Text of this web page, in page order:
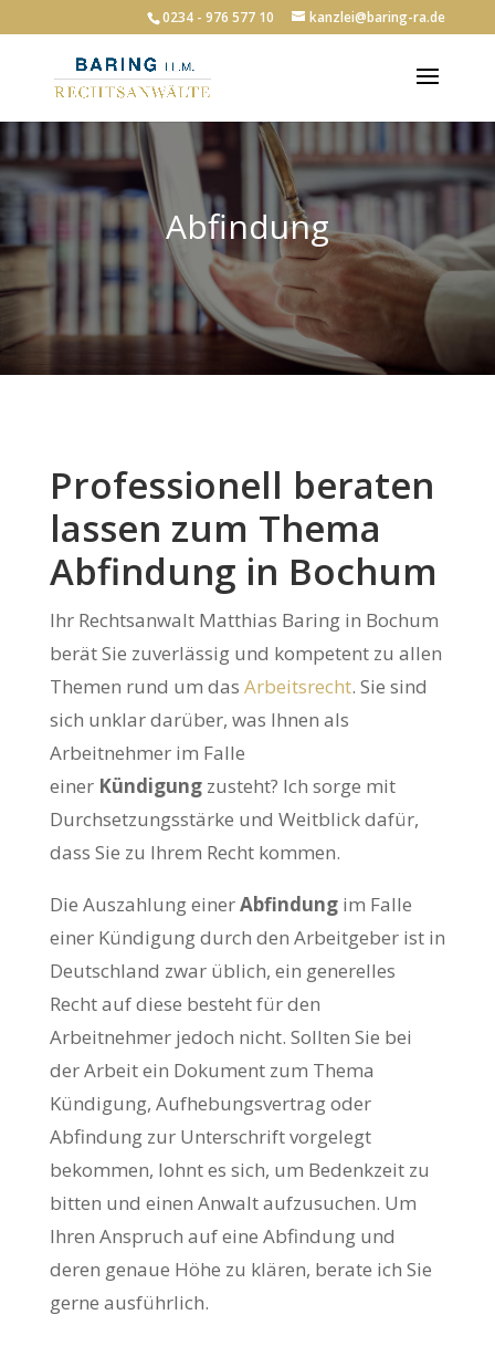
0234 - 976 577 10 kanzlei@baring-ra.de
Abfindung
Professionell beraten
lassen zum Thema
Abfindung in Bochum
Ihr Rechtsanwalt Matthias Baring in Bochum
berät Sie zuverlässig und kompetent zu allen
Themen rund um das Arbeitsrecht. Sie sind
sich unklar darüber, was Ihnen als
Arbeitnehmer im Falle
einer Kündigungzusteht? Ich sorge mit
Durchsetzungsstärke und Weitblick dafür,
dass Sie zu Ihrem Recht kommen.
Die Auszahlung einerAbfindungim Falle
einer Kündigung durch den Arbeitgeber ist in
Deutschland zwar üblich, ein generelles
Recht auf diese besteht für den
Arbeitnehmer jedoch nicht. Sollten Sie bei
der Arbeit ein Dokument zum Thema
Kündigung, Aufhebungsvertrag oder
Abfindung zur Unterschrift vorgelegt
bekommen, lohnt es sich, um Bedenkzeit zu
bitten und einen Anwalt aufzusuchen. Um
Ihren Anspruch auf eine Abfindung und
deren genaue Höhe zu klären, berate ich Sie
gerne ausführlich.